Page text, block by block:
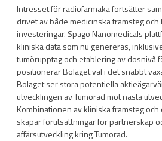
Intresset för radiofarmaka fortsätter
drivet av både medicinska framsteg
investeringar. Spago Nanomedicals
kliniska data som nu genereras,
tumörupptag och etablering av dosnivå
positionerar Bolaget väl i det snabbt
Bolaget ser stora potentiella
utvecklingen av Tumorad mot nästa
Kombinationen av kliniska framsteg och
skapar förutsättningar för partnerskap
affärsutveckling kring Tumorad.